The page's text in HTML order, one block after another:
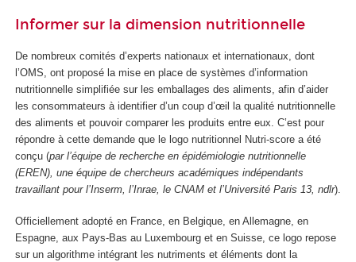
Informer sur la dimension nutritionnelle
De nombreux comités d’experts nationaux et internationaux, dont
l’OMS, ont proposé la mise en place de systèmes d’information
nutritionnelle simplifiée sur les emballages des aliments, afin d’aider
les consommateurs à identifier d’un coup d’œil la qualité nutritionnelle
des aliments et pouvoir comparer les produits entre eux. C’est pour
répondre à cette demande que le logo nutritionnel Nutri-score a été
conçu (par l’équipe de recherche en épidémiologie nutritionnelle
(EREN), une équipe de chercheurs académiques indépendants
travaillant pour l’Inserm, l’Inrae, le CNAM et l’Université Paris 13, ndlr).
Officiellement adopté en France, en Belgique, en Allemagne, en
Espagne, aux Pays-Bas au Luxembourg et en Suisse, ce logo repose
sur un algorithme intégrant les nutriments et éléments dont la